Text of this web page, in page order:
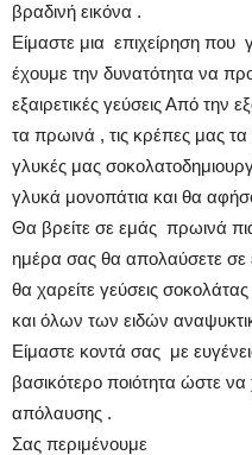
βραδινή εικόνα .
Είμαστε μια επιχείρηση που
έχουμε την δυνατότητα να
εξαιρετικές γεύσεις Από την
τα πρωινά , τις κρέπες μας
γλυκές μας
γλυκά μονοπάτια και θα
Θα βρείτε σε εμάς πρωινά
ημέρα σας θα απολαύσετε
θα χαρείτε γεύσεις
και όλων των ειδών
Είμαστε κοντά σας με
βασικότερο ποιότητα ώστε
απόλαυσης .
Σας περιμένουμε